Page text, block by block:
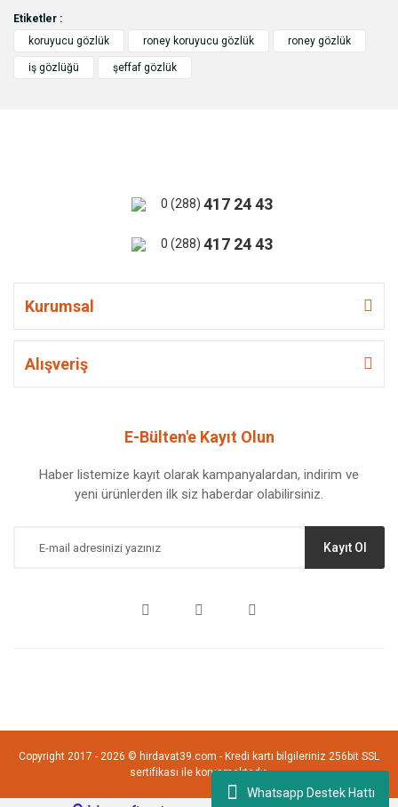
Whatsapp Destek Hattı
Etiketler :
koruyucu gözlük
roney koruyucu gözlük roney gözlük
iş gözlüğü şeffaf gözlük
0 (288) 417 24 43
0 (288) 417 24 43
Kurumsal
Alışveriş
E-Bülten'e Kayıt Olun
Haber listemize kayıt olarak kampanyalardan, indirim ve
yeni ürünlerden ilk siz haberdar olabilirsiniz.
Kayıt Ol
Copyright 2017 - 2026 © hirdavat39.com - Kredi kartı bilgileriniz 256bit SSL
sertifikası ile korunmaktadır.